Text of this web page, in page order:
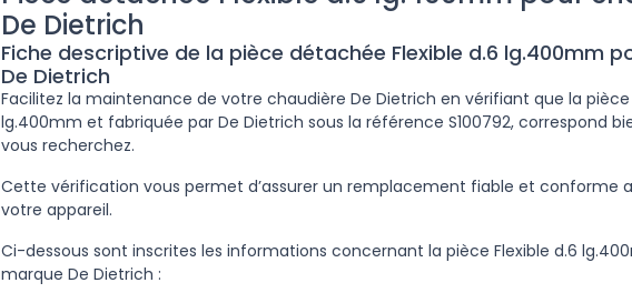
De Dietrich
Fiche descriptive de la pièce détachée Flexible d.6 lg.400mm
De Dietrich
Facilitez la maintenance de votre chaudière De Dietrich en vérifiant que la pièce
lg.400mm et fabriquée par De Dietrich sous la référence S100792, correspond
vous recherchez.
Cette vérification vous permet d’assurer un remplacement fiable et conforme
votre appareil.
Ci-dessous sont inscrites les informations concernant la pièce Flexible d.6
marque De Dietrich :